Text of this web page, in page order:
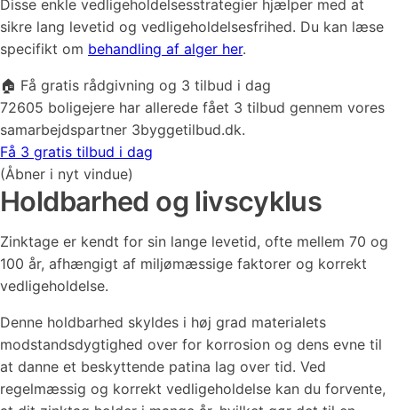
Disse enkle vedligeholdelsesstrategier hjælper med at
sikre lang levetid og vedligeholdelsesfrihed. Du kan læse
specifikt om behandling af alger her.
🏠 Få gratis rådgivning og 3 tilbud i dag
72605 boligejere har allerede fået 3 tilbud gennem vores
samarbejdspartner 3byggetilbud.dk.
Få 3 gratis tilbud i dag
(Åbner i nyt vindue)
Holdbarhed og livscyklus
Zinktage er kendt for sin lange levetid, ofte mellem 70 og
100 år, afhængigt af miljømæssige faktorer og korrekt
vedligeholdelse.
Denne holdbarhed skyldes i høj grad materialets
modstandsdygtighed over for korrosion og dens evne til
at danne et beskyttende patina lag over tid. Ved
regelmæssig og korrekt vedligeholdelse kan du forvente,